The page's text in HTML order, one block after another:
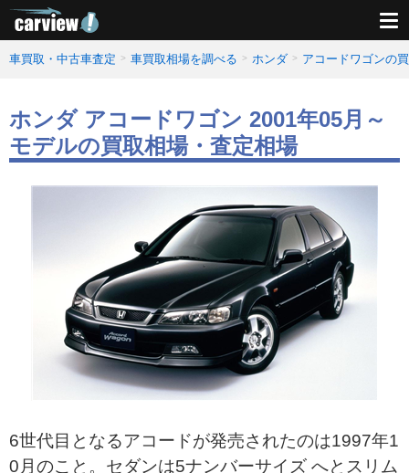
車買取・中古車査定 車買取相場を調べる ホンダ アコードワゴンの
ホンダ アコードワゴン 2001年05月～
モデルの買取相場・査定相場
6世代目となるアコードが発売されたのは1997年1
0月のこと。セダンは5ナンバーサイズ へとスリム